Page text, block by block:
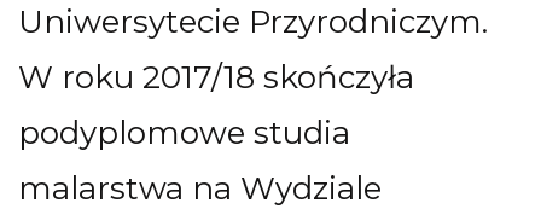
Uniwersytecie Przyrodniczym.
W roku 2017/18 skończyła
podyplomowe studia
malarstwa na Wydziale